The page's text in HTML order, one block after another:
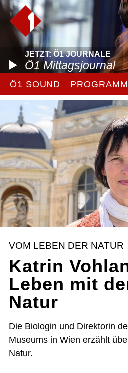
JETZT: Ö1 JOURNALE
Ö1 Mittagsjournal
Ö1 SOUND PROGRAMM
VOM LEBEN DER NATUR
Katrin
Leben mit
Natur
Die Biologin und Direktorin
Museums in Wien erzählt
Natur.